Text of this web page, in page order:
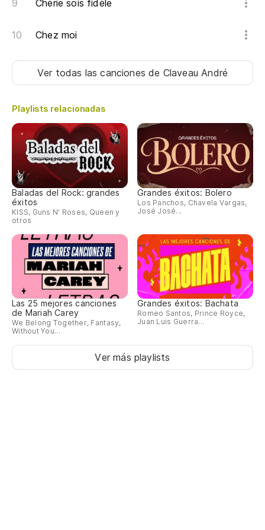
Chérie sois fidèle
Chez moi
Ver todas las cancionesde Claveau André
Playlists relacionadas
Baladas del Rock: grandes
éxitos
KISS, Guns N' Roses, Queen y
otros
Grandes éxitos: Bolero
Los Panchos, Chavela Vargas,
José José...
Las 25 mejores canciones
de Mariah Carey
We Belong Together, Fantasy,
Without You...
Grandes éxitos: Bachata
Romeo Santos, Prince Royce,
Juan Luis Guerra...
Ver más playlists